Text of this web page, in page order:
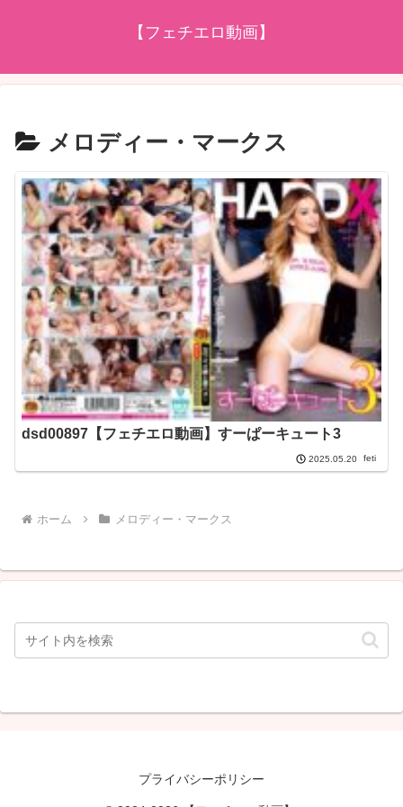
【フェチエロ動画】
メロディー・マークス
dsd00897【フェチエロ動画】すーぱーキュート3
2025.05.20 feti
ホーム メロディー・マークス
プライバシーポリシー